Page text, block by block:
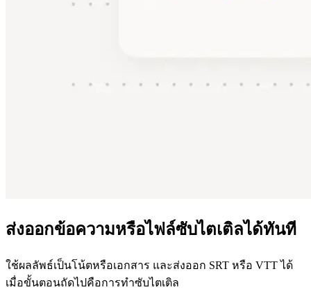
ส่งออกข้อความหรือไฟล์ซับไตเติลได้ทันที
ใช้ผลลัพธ์เป็นโน้ตหรือเอกสาร และส่งออก SRT หรือ VTT ได้
เมื่อขั้นตอนถัดไปคือการทำซับไตเติล